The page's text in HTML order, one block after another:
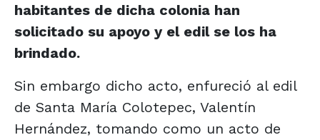
habitantes de dicha colonia han
solicitado su apoyo y el edil se los ha
brindado.
Sin embargo dicho acto, enfureció al edil
de Santa María Colotepec, Valentín
Hernández, tomando como un acto de